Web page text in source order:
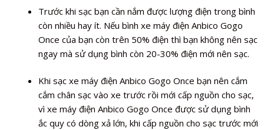
Trước khi sạc bạn cần nắm được lượng điện trong bình
còn nhiều hay ít. Nếu bình xe máy điện Anbico Gogo
Once của bạn còn trên 50% điện thì bạn không nên sạc
ngay mà sử dụng bình còn 20-30% điện mới nên sạc.
Khi sạc xe máy điện Anbico Gogo Once bạn nên cắm
cắm chân sạc vào xe trước rồi mới cấp nguồn cho sạc,
vì xe máy điện Anbico Gogo Once được sử dụng bình
ắc quy có dòng xả lớn, khi cấp nguồn cho sạc trước mới